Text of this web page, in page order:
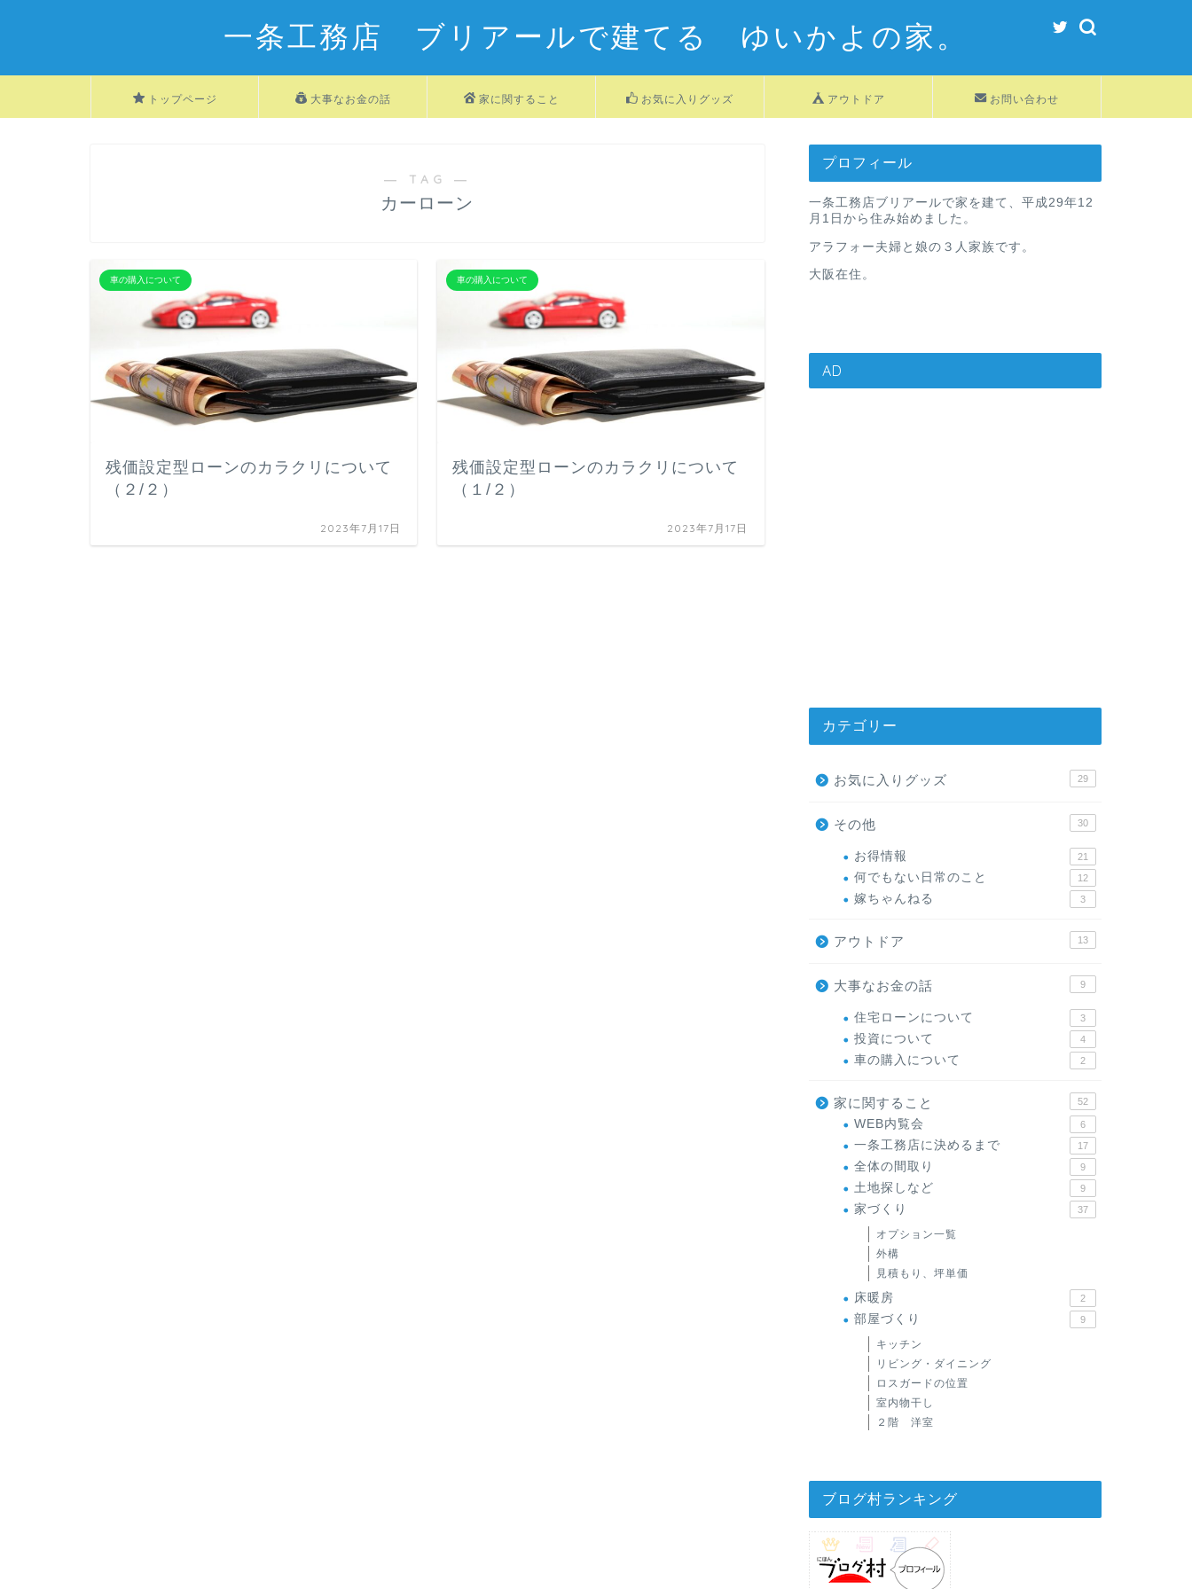
一条工務店 ブリアールで建てる ゆいかよの家。
トップページ 大事なお金の話 家に関すること お気に入りグッズ アウトドア お問い合わせ
― TAG ―
カーローン
車の購入について
残価設定型ローンのカラクリについて
（２/２）
2023年7月17日
車の購入について
残価設定型ローンのカラクリについて
（１/２）
2023年7月17日
プロフィール
一条工務店ブリアールで家を建て、平成29年12
月1日から住み始めました。
アラフォー夫婦と娘の３人家族です。
大阪在住。
AD
カテゴリー
お気に入りグッズ 29
その他 30
お得情報 21
何でもない日常のこと 12
嫁ちゃんねる 3
アウトドア 13
大事なお金の話 9
住宅ローンについて 3
投資について 4
車の購入について 2
家に関すること 52
WEB内覧会 6
一条工務店に決めるまで 17
全体の間取り 9
土地探しなど 9
家づくり 37
オプション一覧
外構
見積もり、坪単価
床暖房 2
部屋づくり 9
キッチン
リビング・ダイニング
ロスガードの位置
室内物干し
２階 洋室
ブログ村ランキング